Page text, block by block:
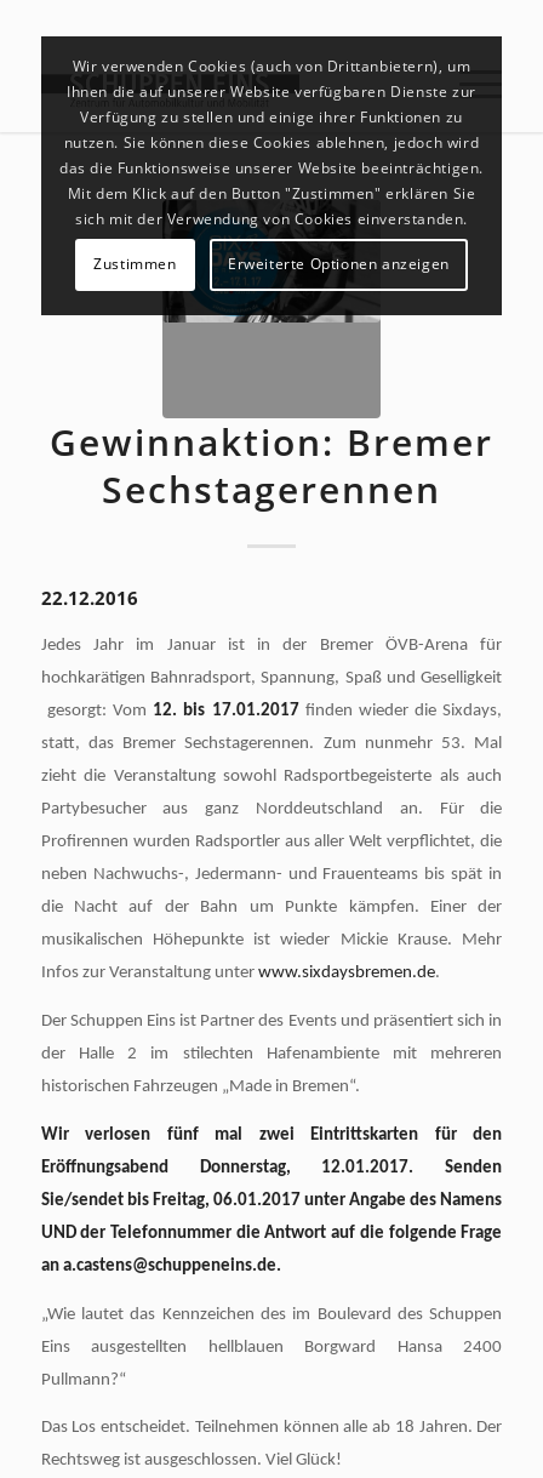
Gewinnaktion: Bremer
Sechstagerennen
22.12.2016
Jedes Jahr im Januar ist in der Bremer ÖVB-Arena für
hochkarätigen Bahnradsport, Spannung, Spaß und Geselligkeit
gesorgt: Vom 12. bis 17.01.2017 finden wieder die Sixdays,
statt, das Bremer Sechstagerennen. Zum nunmehr 53. Mal
zieht die Veranstaltung sowohl Radsportbegeisterte als auch
Partybesucher aus ganz Norddeutschland an. Für die
Profirennen wurden Radsportler aus aller Welt verpflichtet, die
neben Nachwuchs-, Jedermann- und Frauenteams bis spät in
die Nacht auf der Bahn um Punkte kämpfen. Einer der
musikalischen Höhepunkte ist wieder Mickie Krause. Mehr
Infos zur Veranstaltung unter www.sixdaysbremen.de.
Der Schuppen Eins ist Partner des Events und präsentiert sich in
der Halle 2 im stilechten Hafenambiente mit mehreren
historischen Fahrzeugen „Made in Bremen“.
Wir verlosen fünf mal zwei Eintrittskarten für den
Eröffnungsabend Donnerstag, 12.01.2017. Senden
Sie/sendet bis Freitag, 06.01.2017 unter Angabe des Namens
UND der Telefonnummer die Antwort auf die folgende Frage
an a.castens@schuppeneins.de.
„Wie lautet das Kennzeichen des im Boulevard des Schuppen
Eins ausgestellten hellblauen Borgward Hansa 2400
Pullmann?“
Das Los entscheidet. Teilnehmen können alle ab 18 Jahren. Der
Rechtsweg ist ausgeschlossen. Viel Glück!
Wir verwenden Cookies (auch von Drittanbietern), um
Ihnen die auf unserer Website verfügbaren Dienste zur
Verfügung zu stellen und einige ihrer Funktionen zu
nutzen. Sie können diese Cookies ablehnen, jedoch wird
das die Funktionsweise unserer Website beeinträchtigen.
Mit dem Klick auf den Button "Zustimmen" erklären Sie
sich mit der Verwendung von Cookies einverstanden.
Zustimmen Erweiterte Optionen anzeigen